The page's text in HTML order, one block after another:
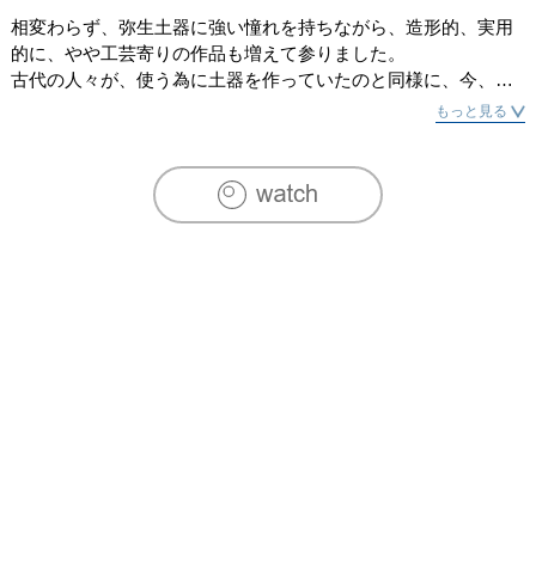
相変わらず、弥生土器に強い憧れを持ちながら、造形的、実用
的に、やや工芸寄りの作品も増えて参りました。
古代の人々が、使う為に土器を作っていたのと同様に、今、私
たちが使えるものを、作ってみようと思っています。もっと見る